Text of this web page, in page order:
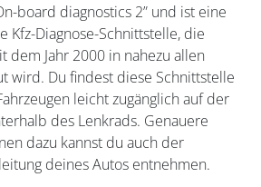
board diagnostics 2” und ist eine
Kfz-Diagnose-Schnittstelle, die
dem Jahr 2000 in nahezu allen
wird. Du findest diese Schnittstelle
leicht zugänglich auf der
des Lenkrads. Genauere
dazu kannst du auch der
deines Autos entnehmen.